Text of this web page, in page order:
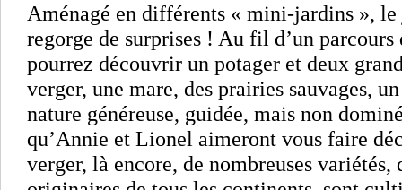
Aménagé en différents « mini-jardins »,
regorge de surprises ! Au fil d’un
pourrez découvrir un potager et deux
verger, une mare, des prairies sauvages,
nature généreuse, guidée, mais non
qu’Annie et Lionel aimeront vous faire
verger, là encore, de nombreuses